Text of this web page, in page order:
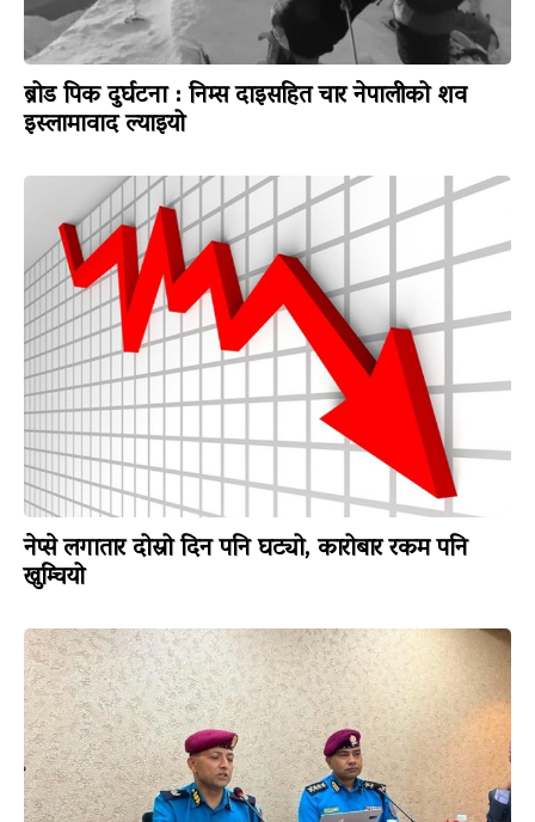
ब्रोड पिक दुर्घटना : निम्स दाइसहित चार नेपालीको शव
इस्लामावाद ल्याइयो
नेप्से लगातार दोस्रो दिन पनि घट्यो, कारोबार रकम पनि
खुम्चियो